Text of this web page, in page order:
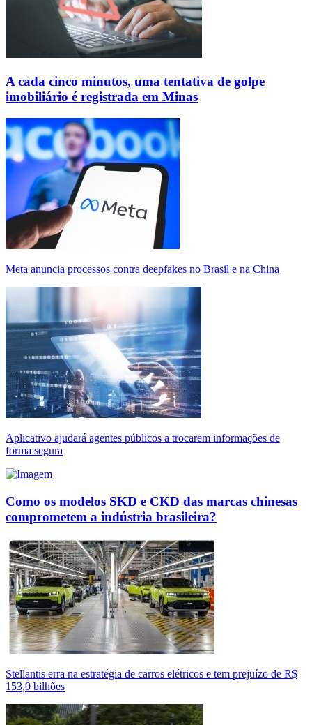
A cada cinco minutos, uma tentativa de golpe
imobiliário é registrada em Minas
Meta anuncia processos contra deepfakes no Brasil e na China
Aplicativo ajudará agentes públicos a trocarem informações de
forma segura
Como os modelos SKD e CKD das marcas chinesas
comprometem a indústria brasileira?
Stellantis erra na estratégia de carros elétricos e tem prejuízo de R$
153,9 bilhões